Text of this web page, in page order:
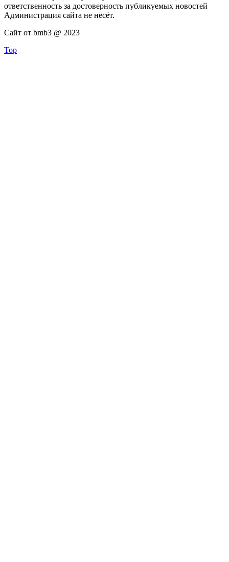
ответственность за достоверность публикуемых новостей
Администрация сайта не несёт.
Сайт от bmb3 @ 2023
Top